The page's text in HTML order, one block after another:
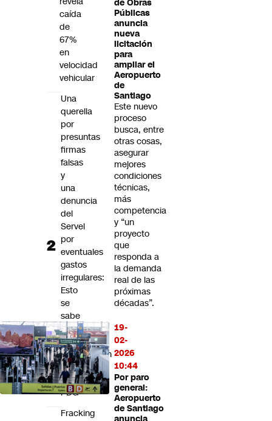
de Obras
Públicas
anuncia
nueva
licitación
para
ampliar el
Aeropuerto
de
Santiago
Este nuevo
proceso
busca, entre
otras cosas,
asegurar
mejores
condiciones
técnicas,
más
competencia
y “un
proyecto
que
responda a
la demanda
real de las
próximas
décadas”.
19-
02-
2026
10:44
Por paro
general:
Aeropuerto
de Santiago
caída
de
67%
en
velocidad
vehicular
Una
querella
por
presuntas
firmas
falsas
y
una
denuncia
del
Servel
por
eventuales
gastos
irregulares:
Esto
se
sabe
de
la
investigación
contra
el
PDG
Fracking